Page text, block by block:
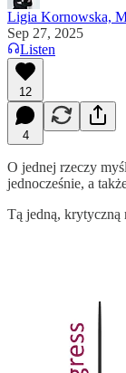
Ligia Kornowska,
Sep 27, 2025
Listen
12
4
O jednej rzeczy
jednocześnie, a
Tą jedną, krytyczną